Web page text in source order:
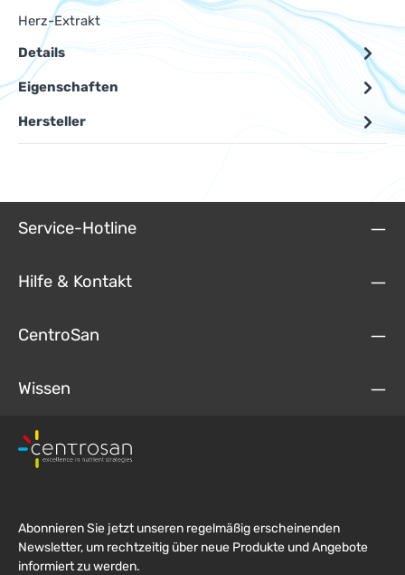
Herz-Extrakt
Details
Eigenschaften
Hersteller
Service-Hotline
Hilfe & Kontakt
CentroSan
Wissen
Abonnieren Sie jetzt unseren regelmäßig erscheinenden
Newsletter, um rechtzeitig über neue Produkte und Angebote
informiert zu werden.